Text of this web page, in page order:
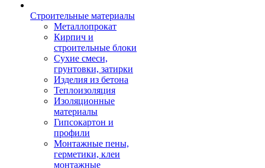
Строительные материалы
Металлопрокат
Кирпич и
строительные блоки
Сухие смеси,
грунтовки, затирки
Изделия из бетона
Теплоизоляция
Изоляционные
материалы
Гипсокартон и
профили
Монтажные пены,
герметики, клеи
монтажные